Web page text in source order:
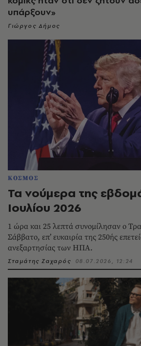
υπάρξουν»
Γιώργος Δήμος
ΚΟΣΜΟΣ
Τα νούμερα της
Ιουλίου 2026
1 ώρα και 25 λεπτά συνομίλησαν ο
Σάββατο, επ’ ευκαιρία της 250ής
ανεξαρτησίας των ΗΠΑ.
Σταμάτης Ζαχαρός 08.07.2026, 12:24